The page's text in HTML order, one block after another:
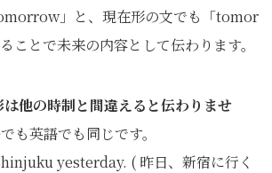
」と、現在形の文でも「tomor
ことで未来の内容として伝わります。
は他の時制と間違えると伝わりませ
も英語でも同じです。
yesterday. ( 昨日、新宿に行く